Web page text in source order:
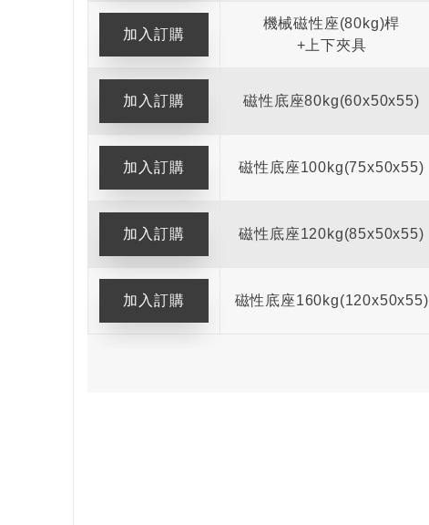
機械磁性座(80kg)桿
+上下夾具
磁性底座80kg(60x50x55)
磁性底座100kg(75x50x55)
磁性底座120kg(85x50x55)
磁性底座160kg(120x50x55)